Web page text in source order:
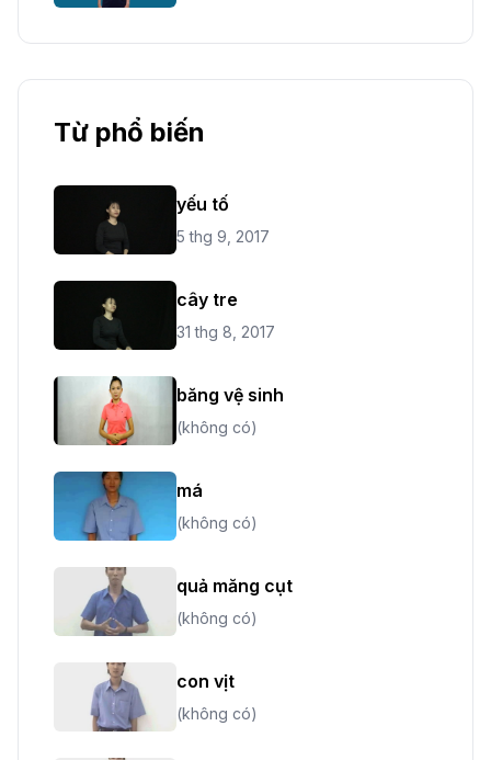
Từ phổ biến
yếu tố
5 thg 9, 2017
cây tre
31 thg 8, 2017
băng vệ sinh
(không có)
má
(không có)
quả măng cụt
(không có)
con vịt
(không có)